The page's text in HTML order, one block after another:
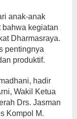
anak-anak
kegiatan
Dharmasraya.
pentingnya
produktif.
hadir
Wakil Ketua
Drs. Jasman
Kompol M.